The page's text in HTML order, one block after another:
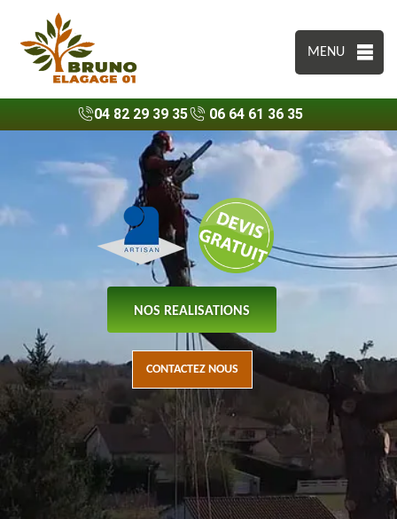
MENU
04 82 29 39 35 06 64 61 36 35
NOS REALISATIONS
CONTACTEZ NOUS